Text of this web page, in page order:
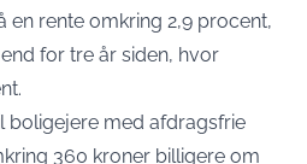
en rente omkring 2,9 procent,
for tre år siden, hvor
boligejere med afdragsfrie
360 kroner billigere om